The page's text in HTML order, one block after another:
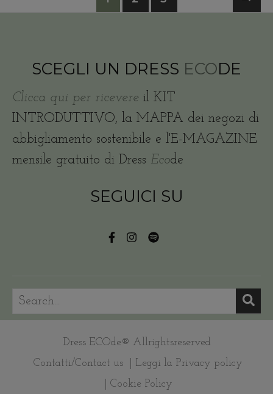
SCEGLI UN DRESS ECODE
Clicca qui per ricevere il KIT
INTRODUTTIVO, la MAPPA dei negozi di
abbigliamento sostenibile e l'E-MAGAZINE
mensile gratuito di Dress Ecode
SEGUICI SU
Dress ECOde® Allrightsreserved
Contatti/Contact us
| Leggi la Privacy policy
| Cookie Policy